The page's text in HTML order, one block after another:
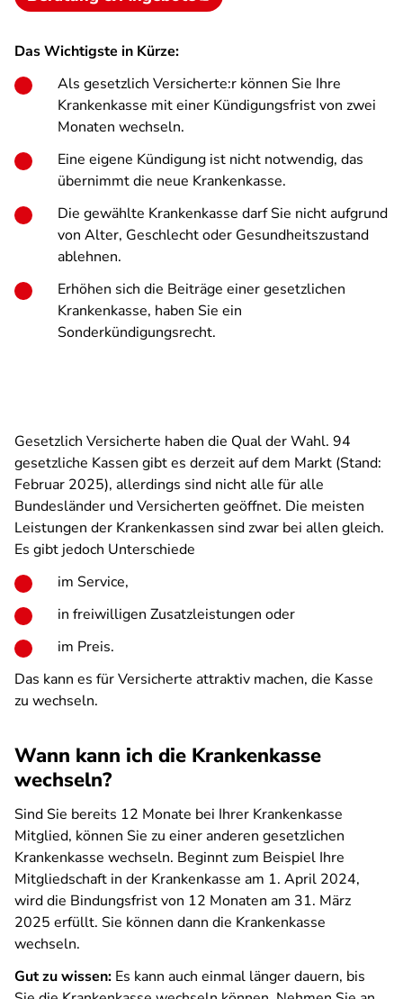
Das Wichtigste in Kürze:
Als gesetzlich Versicherte:r können Sie Ihre
Krankenkasse mit einer Kündigungsfrist von zwei
Monaten wechseln.
Eine eigene Kündigung ist nicht notwendig, das
übernimmt die neue Krankenkasse.
Die gewählte Krankenkasse darf Sie nicht aufgrund
von Alter, Geschlecht oder Gesundheitszustand
ablehnen.
Erhöhen sich die Beiträge einer gesetzlichen
Krankenkasse, haben Sie ein
Sonderkündigungsrecht.
Gesetzlich Versicherte haben die Qual der Wahl. 94
gesetzliche Kassen gibt es derzeit auf dem Markt (Stand:
Februar 2025), allerdings sind nicht alle für alle
Bundesländer und Versicherten geöffnet. Die meisten
Leistungen der Krankenkassen sind zwar bei allen gleich.
Es gibt jedoch Unterschiede
im Service,
in freiwilligen Zusatzleistungen oder
im Preis.
Das kann es für Versicherte attraktiv machen, die Kasse
zu wechseln.
Wann kann ich die Krankenkasse
wechseln?
Sind Sie bereits 12 Monate bei Ihrer Krankenkasse
Mitglied, können Sie zu einer anderen gesetzlichen
Krankenkasse wechseln. Beginnt zum Beispiel Ihre
Mitgliedschaft in der Krankenkasse am 1. April 2024,
wird die Bindungsfrist von 12 Monaten am 31. März
2025 erfüllt. Sie können dann die Krankenkasse
wechseln.
Gut zu wissen: Es kann auch einmal länger dauern, bis